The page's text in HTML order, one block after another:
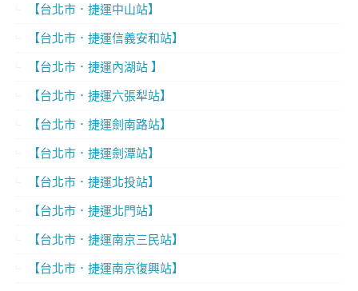
【台北市．捷運中山站】
【台北市．捷運信義安和站】
【台北市．捷運內湖站 】
【台北市．捷運六張犁站】
【台北市．捷運劍南路站】
【台北市．捷運劍潭站】
【台北市．捷運北投站】
【台北市．捷運北門站】
【台北市．捷運南京三民站】
【台北市．捷運南京復興站】